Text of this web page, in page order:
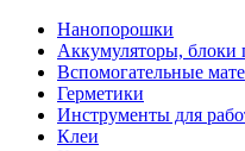
Нанопорошки
Аккумуляторы, блоки
Вспомогательные
Герметики
Инструменты для
Клеи